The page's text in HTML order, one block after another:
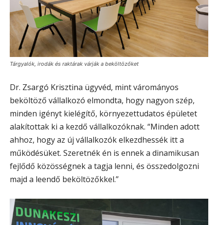
Tárgyalók, irodák és raktárak várják a beköltözőket
Dr. Zsargó Krisztina ügyvéd, mint várományos
beköltöző vállalkozó elmondta, hogy nagyon szép,
minden igényt kielégítő, környezettudatos épületet
alakítottak ki a kezdő vállalkozóknak. “Minden adott
ahhoz, hogy az új vállalkozók elkezdhessék itt a
működésüket. Szeretnék én is ennek a dinamikusan
fejlődő közösségnek a tagja lenni, és összedolgozni
majd a leendő beköltözőkkel.”